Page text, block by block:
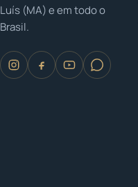
Luís (MA) e em todo o
Brasil.